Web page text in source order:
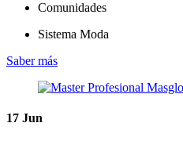
Comunidades
Sistema Moda
Saber más
17 Jun